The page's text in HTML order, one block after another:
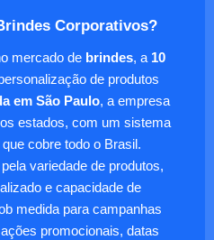
Corporativos?
mercado de brindes, a 10
de produtos
em São Paulo, a empresa
estados, com um sistema
cobre todo o Brasil.
variedade de produtos,
e capacidade de
medida para campanhas
promocionais, datas